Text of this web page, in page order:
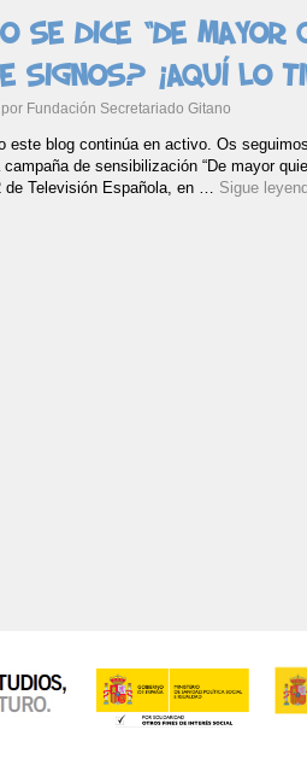
se dice “De
signos? ¡Aquí lo
por Fundación Secretariado Gitano
este blog continúa en activo. Os
de sensibilización “De mayor
de Televisión Española, en … Sigue